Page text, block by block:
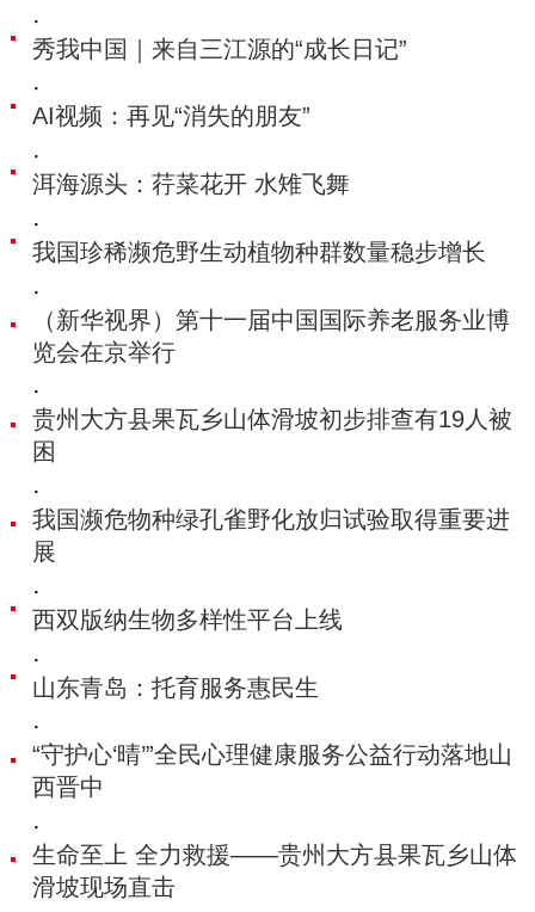
·
秀我中国｜来自三江源的“成长日记”
·
AI视频：再见“消失的朋友”
·
洱海源头：荇菜花开 水雉飞舞
·
我国珍稀濒危野生动植物种群数量稳步增长
·
（新华视界）第十一届中国国际养老服务业博
览会在京举行
·
贵州大方县果瓦乡山体滑坡初步排查有19人被
困
·
我国濒危物种绿孔雀野化放归试验取得重要进
展
·
西双版纳生物多样性平台上线
·
山东青岛：托育服务惠民生
·
“守护心‘晴’”全民心理健康服务公益行动落地山
西晋中
·
生命至上 全力救援——贵州大方县果瓦乡山体
滑坡现场直击